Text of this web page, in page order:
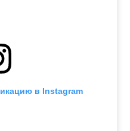
в Instagram